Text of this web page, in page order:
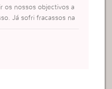
os nossos objectivos a
Já sofri fracassos na